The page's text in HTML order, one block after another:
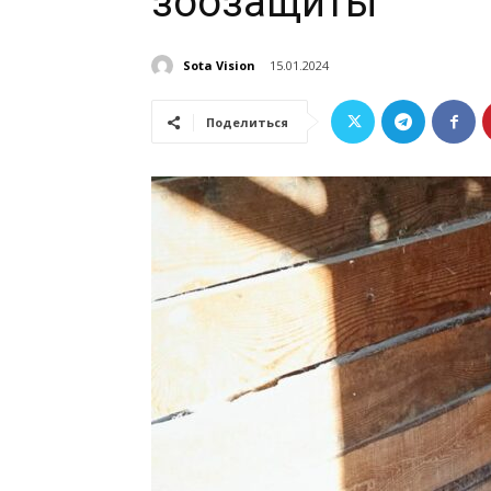
Sota Vision 15.01.2024
Поделиться